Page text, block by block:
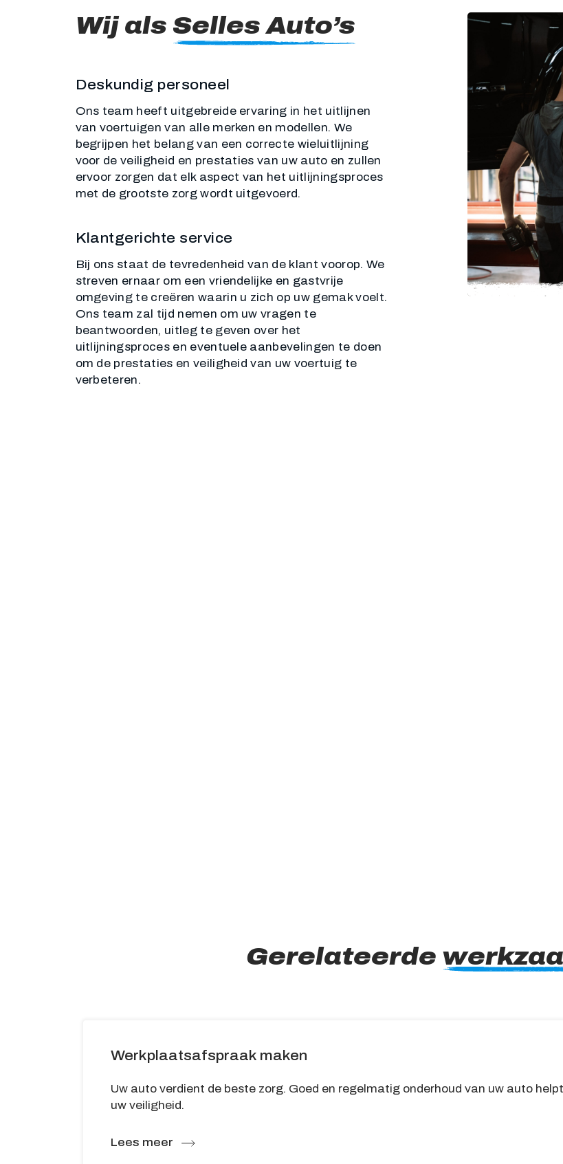
Wij als Selles Auto’s
Deskundig personeel
Ons team heeft uitgebreide ervaring in het uitlijnen
van voertuigen van alle merken en modellen. We
begrijpen het belang van een correcte wieluitlijning
voor de veiligheid en prestaties van uw auto en zullen
ervoor zorgen dat elk aspect van het uitlijningsproces
met de grootste zorg wordt uitgevoerd.
Klantgerichte service
Bij ons staat de tevredenheid van de klant voorop. We
streven ernaar om een ​​vriendelijke en gastvrije
omgeving te creëren waarin u zich op uw gemak voelt.
Ons team zal tijd nemen om uw vragen te
beantwoorden, uitleg te geven over het
uitlijningsproces en eventuele aanbevelingen te doen
om de prestaties en veiligheid van uw voertuig te
verbeteren.
Gerelateerde
Werkplaatsafspraak maken
Uw auto verdient de beste zorg. Goed en regelmatig onderhoud van uw auto
uw veiligheid.
Lees meer